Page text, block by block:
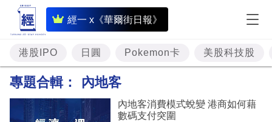
經一 x《華爾街日報》
即
時
財
經
題
港股IPO 日圓 Pokemon卡 美股科技股
專題合輯： 內地客
內地客消費模式蛻變 港商如何藉
數碼支付突圍